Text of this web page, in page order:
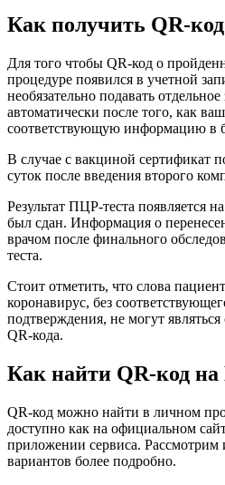
Как получить QR-код
Для того чтобы QR-код о
процедуре появился в учетной
необязательно подавать
автоматически после того, как
соответствующую информацию в
В случае с вакциной сертификат
суток после введения второго
Результат ПЦР-теста появляется
был сдан. Информация о
врачом после финального
теста.
Стоит отметить, что слова
коронавирус, без
подтверждения, не могут
QR-кода.
Как найти QR-код на
QR-код можно найти в личном
доступно как на официальном
приложении сервиса.
вариантов более подробно.